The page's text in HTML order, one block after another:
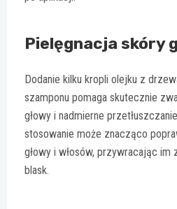
Pielęgnacja skóry
Dodanie kilku kropli olejku z
szamponu pomaga skutecznie
głowy i nadmierne
stosowanie może znacząco
głowy i włosów, przywracając im
blask.